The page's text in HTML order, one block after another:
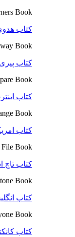
Book
کتاب
Book
کتاب پیری
Book
کتاب
Book
کتاب
File Book
کتاب تاچ
Book
کتاب
Book
کتاب